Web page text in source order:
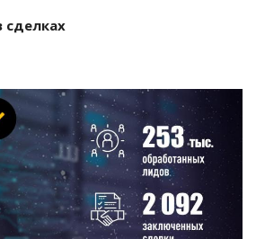
сделках